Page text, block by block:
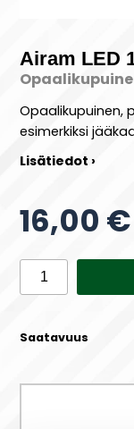
Airam LED
Opaalikupuinen,
esimerkiksi
Lisätiedot ›
16,00 €
Saatavuus